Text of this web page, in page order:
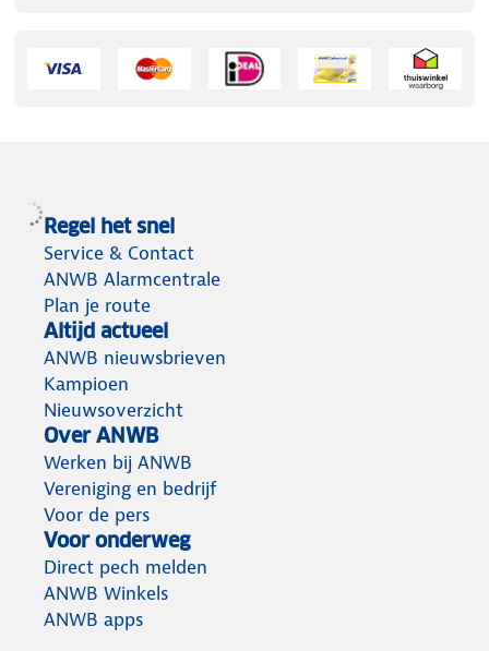
Regel het snel
Service & Contact
ANWB Alarmcentrale
Plan je route
Altijd actueel
ANWB nieuwsbrieven
Kampioen
Nieuwsoverzicht
Over ANWB
Werken bij ANWB
Vereniging en bedrijf
Voor de pers
Voor onderweg
Direct pech melden
ANWB Winkels
ANWB apps